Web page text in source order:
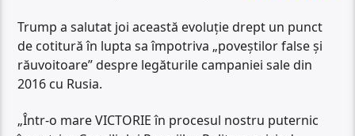
Trump a salutat joi această evoluție drept un punct
de cotitură în lupta sa împotriva „poveștilor false și
răuvoitoare” despre legăturile campaniei sale din
2016 cu Rusia.
„Într-o mare VICTORIE în procesul nostru puternic